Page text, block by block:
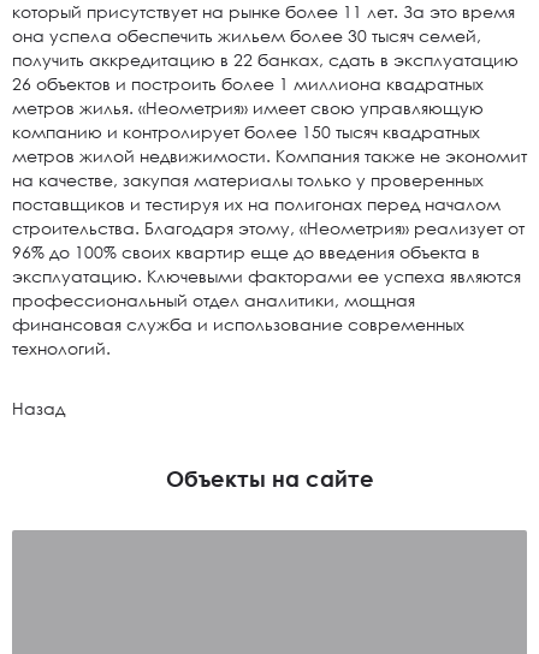
который присутствует на рынке более 11 лет. За это время
она успела обеспечить жильем более 30 тысяч семей,
получить аккредитацию в 22 банках, сдать в эксплуатацию
26 объектов и построить более 1 миллиона квадратных
метров жилья. «Неометрия» имеет свою управляющую
компанию и контролирует более 150 тысяч квадратных
метров жилой недвижимости. Компания также не экономит
на качестве, закупая материалы только у проверенных
поставщиков и тестируя их на полигонах перед началом
строительства. Благодаря этому, «Неометрия» реализует от
96% до 100% своих квартир еще до введения объекта в
эксплуатацию. Ключевыми факторами ее успеха являются
профессиональный отдел аналитики, мощная
финансовая служба и использование современных
технологий.
Назад
Объекты на сайте